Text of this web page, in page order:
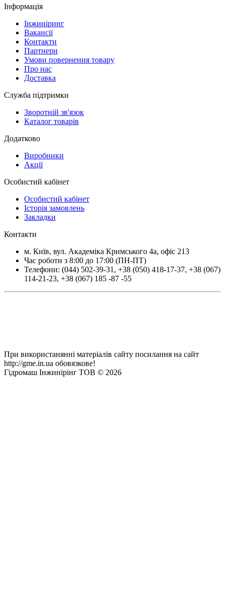
Інформація
Інжиніринг
Вакансії
Контакти
Партнери
Умови повернення товару
Про нас
Доставка
Служба підтримки
Зворотній зв'язок
Каталог товарів
Додатково
Виробники
Акції
Особистий кабінет
Особистий кабінет
Історія замовлень
Закладки
Контакти
м. Київ, вул. Академіка Кримського 4а, офіс 213
Час роботи з 8:00 до 17:00 (ПН-ПТ)
Телефони: (044) 502-39-31 , +38 (050) 418-17-37, +38 (067)
114-21-23, +38 (067) 185 -87 -55
При використанянні матеріалів сайту посилання на сайт
http://gme.in.ua обовязкове!
Гідромаш Інжинірінг ТОВ © 2026